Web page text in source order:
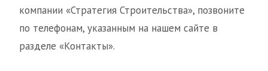
компании «Стратегия Строительства», позвоните
по телефонам, указанным на нашем сайте в
разделе «Контакты».